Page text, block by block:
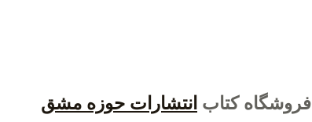
فروشگاه کتاب انتشارات حوزه مشق